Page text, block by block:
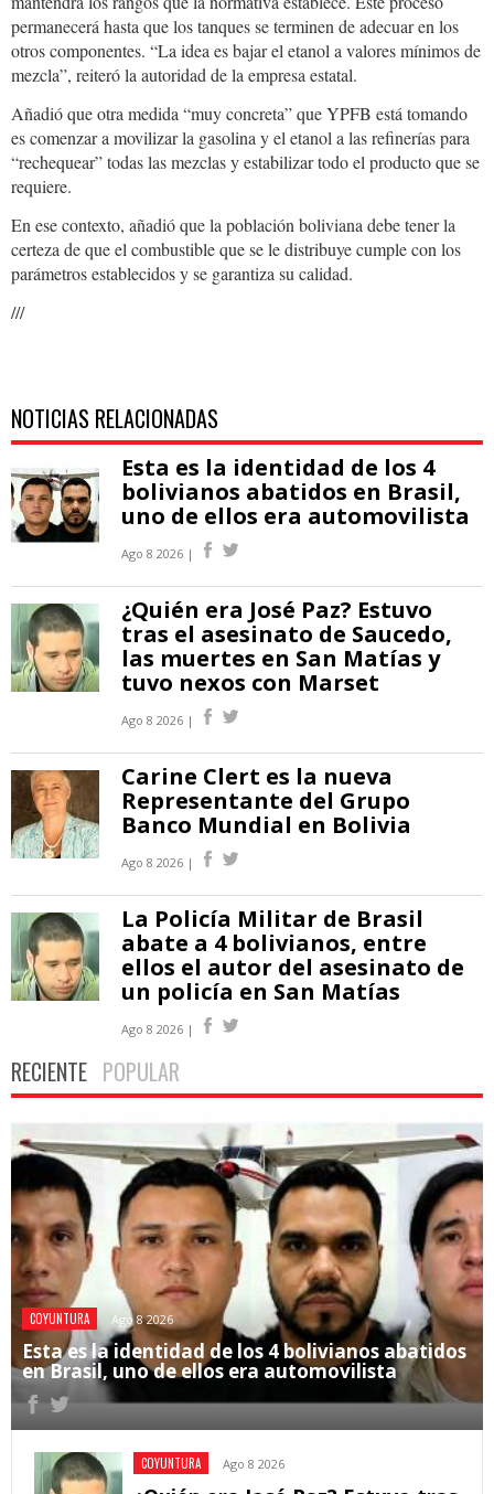
permanecerá hasta que los tanques se terminen de adecuar en los
otros componentes. “La idea es bajar el etanol a valores mínimos de
mezcla”, reiteró la autoridad de la empresa estatal.
Añadió que otra medida “muy concreta” que YPFB está tomando
es comenzar a movilizar la gasolina y el etanol a las refinerías para
“rechequear” todas las mezclas y estabilizar todo el producto que se
requiere.
En ese contexto, añadió que la población boliviana debe tener la
certeza de que el combustible que se le distribuye cumple con los
parámetros establecidos y se garantiza su calidad.
///
NOTICIAS RELACIONADAS
Esta es la identidad de los 4
bolivianos abatidos en Brasil,
uno de ellos era automovilista
Ago 8 2026 |
¿Quién era José Paz? Estuvo
tras el asesinato de Saucedo,
las muertes en San Matías y
tuvo nexos con Marset
Ago 8 2026 |
Carine Clert es la nueva
Representante del Grupo
Banco Mundial en Bolivia
Ago 8 2026 |
La Policía Militar de Brasil
abate a 4 bolivianos, entre
ellos el autor del asesinato de
un policía en San Matías
Ago 8 2026 |
RECIENTE POPULAR
COYUNTURA Ago 8 2026
Esta es la identidad de los 4 bolivianos abatidos
en Brasil, uno de ellos era automovilista
COYUNTURA Ago 8 2026